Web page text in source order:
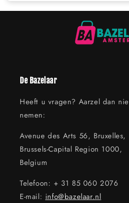
De Bazelaar
Heeft u vragen? Aarzel dan
nemen:
Avenue des Arts 56, Bruxelles,
Brussels-Capital Region 1000,
Belgium
Telefoon: + 31 85 060 2076
E-mail:info@bazelaar.nl